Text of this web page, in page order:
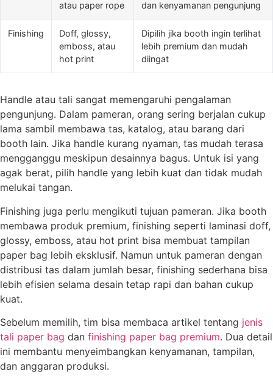
atau paper rope
dan kenyamanan pengunjung
Finishing
Doff, glossy,
emboss, atau
hot print
Dipilih jika booth ingin terlihat
lebih premium dan mudah
diingat
Handle atau tali sangat memengaruhi pengalaman
pengunjung. Dalam pameran, orang sering berjalan cukup
lama sambil membawa tas, katalog, atau barang dari
booth lain. Jika handle kurang nyaman, tas mudah terasa
mengganggu meskipun desainnya bagus. Untuk isi yang
agak berat, pilih handle yang lebih kuat dan tidak mudah
melukai tangan.
Finishing juga perlu mengikuti tujuan pameran. Jika booth
membawa produk premium, finishing seperti laminasi doff,
glossy, emboss, atau hot print bisa membuat tampilan
paper bag lebih eksklusif. Namun untuk pameran dengan
distribusi tas dalam jumlah besar, finishing sederhana bisa
lebih efisien selama desain tetap rapi dan bahan cukup
kuat.
Sebelum memilih, tim bisa membaca artikel tentang jenis
tali paper bag dan finishing paper bag premium. Dua detail
ini membantu menyeimbangkan kenyamanan, tampilan,
dan anggaran produksi.